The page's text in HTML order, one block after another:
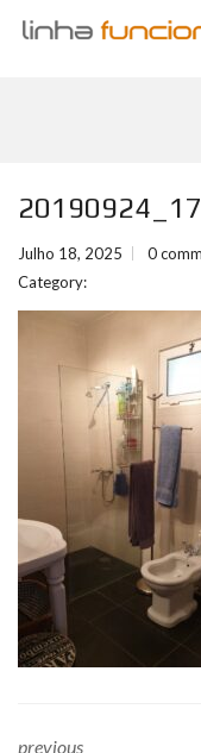
Julho 18, 2025 0
Category:
previous